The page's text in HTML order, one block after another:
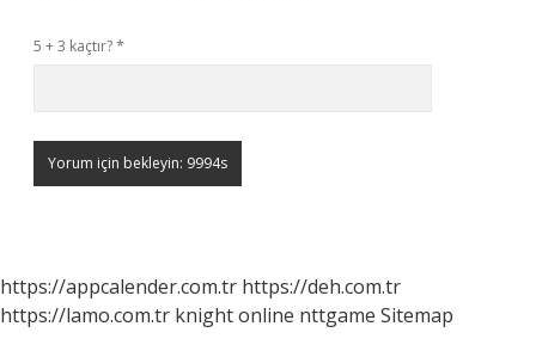
5 + 3 kaçtır?*
https://appcalender.com.tr https://deh.com.tr
https://lamo.com.tr knight online nttgame Sitemap